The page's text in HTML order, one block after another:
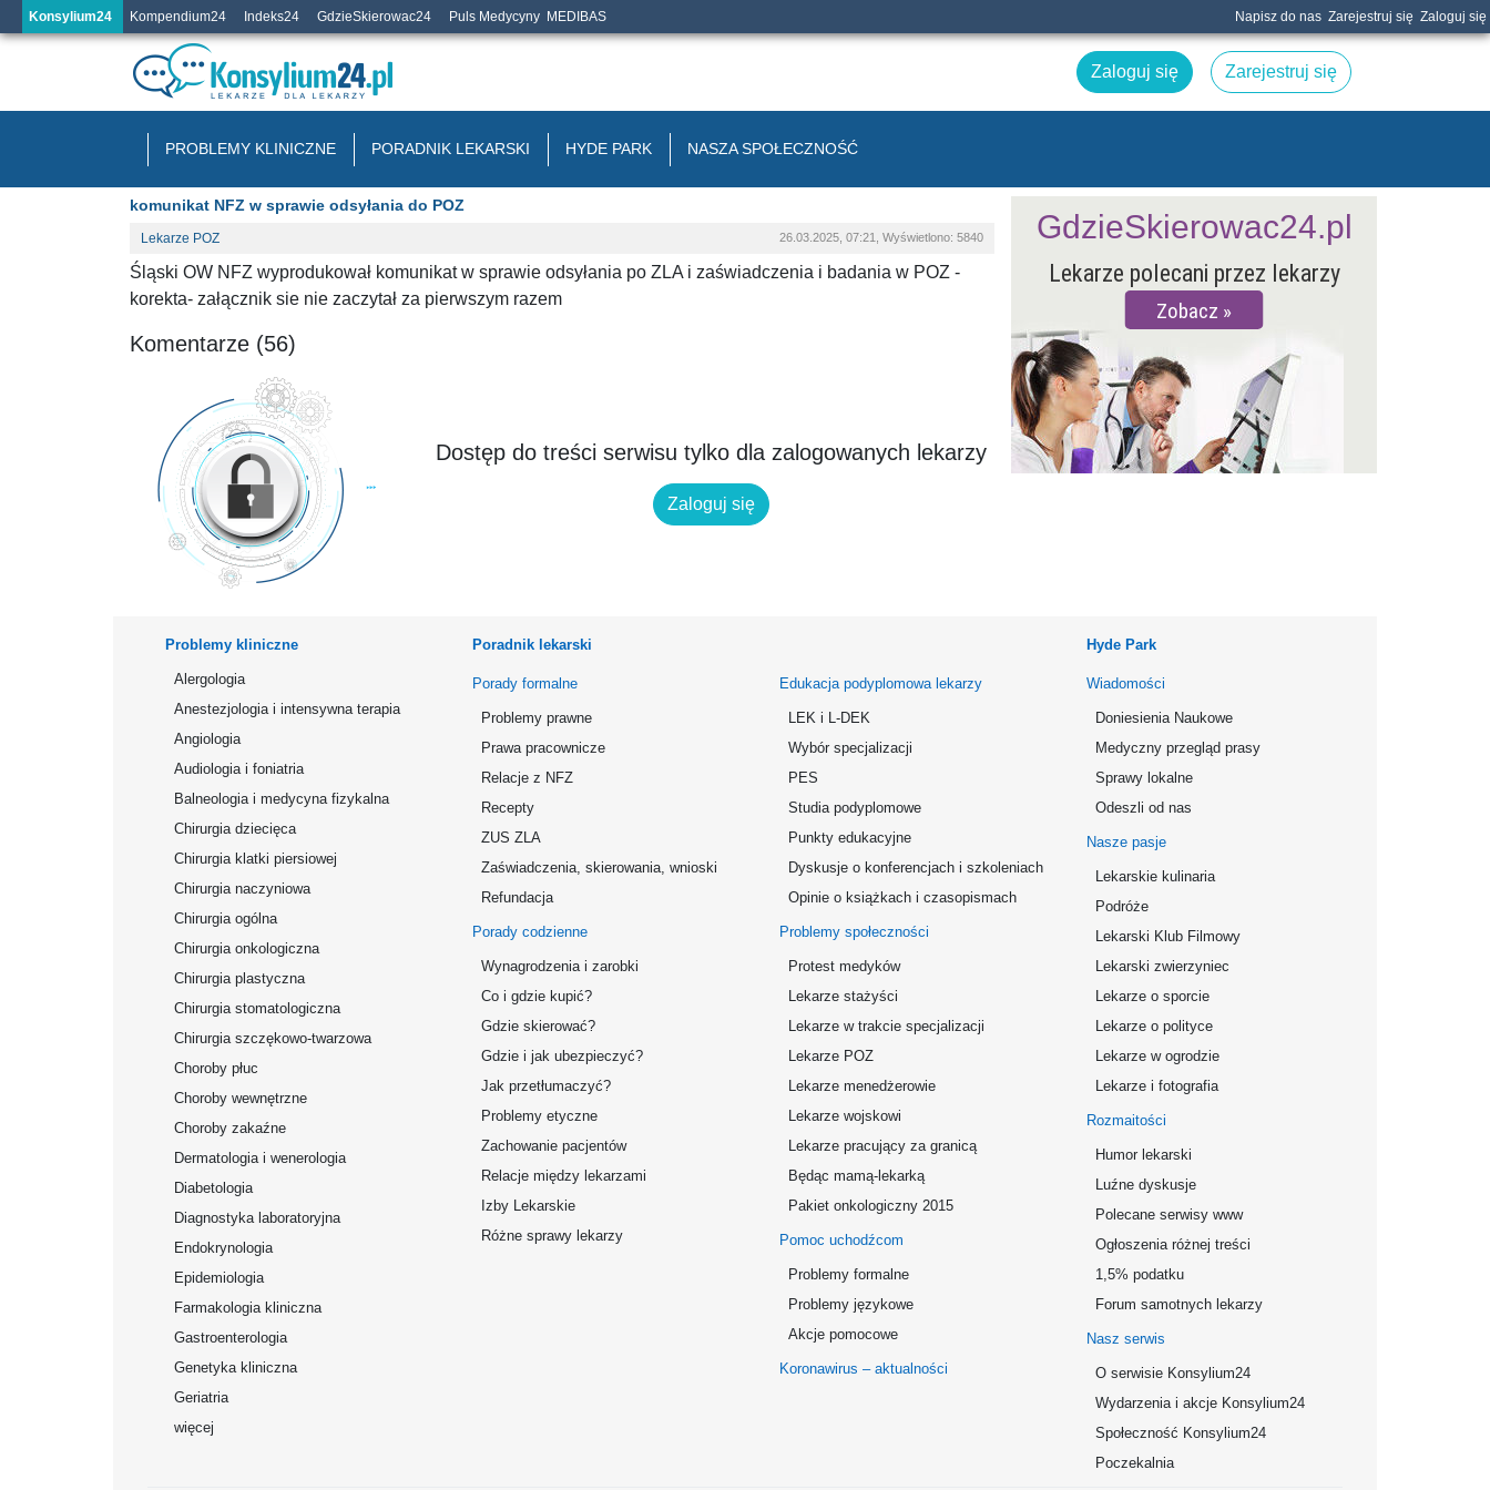
Konsylium24 Kompendium24 Indeks24 GdzieSkierowac24 Puls Medycyny MEDIBAS Napisz do nas Zarejestruj się Zaloguj się
Zaloguj się Zarejestruj się
PROBLEMY KLINICZNE PORADNIK LEKARSKI HYDE PARK NASZA SPOŁECZNOŚĆ
komunikat NFZ w sprawie odsyłania do POZ
Lekarze POZ 26.03.2025, 07:21, Wyświetlono: 5840
Śląski OW NFZ wyprodukował komunikat w sprawie odsyłania po ZLA i zaświadczenia i badania w POZ -
korekta- załącznik sie nie zaczytał za pierwszym razem
Komentarze (56)
Dostęp do treści serwisu tylko dla zalogowanych lekarzy
Zaloguj się
Lekarze polecani przez lekarzy
Zobacz
GdzieSkierowac24.pl
Problemy kliniczne
Alergologia
Anestezjologia i intensywna terapia
Angiologia
Audiologia i foniatria
Balneologia i medycyna fizykalna
Chirurgia dziecięca
Chirurgia klatki piersiowej
Chirurgia naczyniowa
Chirurgia ogólna
Chirurgia onkologiczna
Chirurgia plastyczna
Chirurgia stomatologiczna
Chirurgia szczękowo-twarzowa
Choroby płuc
Choroby wewnętrzne
Choroby zakaźne
Dermatologia i wenerologia
Diabetologia
Diagnostyka laboratoryjna
Endokrynologia
Epidemiologia
Farmakologia kliniczna
Gastroenterologia
Genetyka kliniczna
Geriatria
więcej
Poradnik lekarski
Porady formalne
Problemy prawne
Prawa pracownicze
Relacje z NFZ
Recepty
ZUS ZLA
Zaświadczenia, skierowania, wnioski
Refundacja
Porady codzienne
Wynagrodzenia i zarobki
Co i gdzie kupić?
Gdzie skierować?
Gdzie i jak ubezpieczyć?
Jak przetłumaczyć?
Problemy etyczne
Zachowanie pacjentów
Relacje między lekarzami
Izby Lekarskie
Różne sprawy lekarzy
Edukacja podyplomowa lekarzy
LEK i L-DEK
Wybór specjalizacji
PES
Studia podyplomowe
Punkty edukacyjne
Dyskusje o konferencjach i szkoleniach
Opinie o książkach i czasopismach
Problemy społeczności
Protest medyków
Lekarze stażyści
Lekarze w trakcie specjalizacji
Lekarze POZ
Lekarze menedżerowie
Lekarze wojskowi
Lekarze pracujący za granicą
Będąc mamą-lekarką
Pakiet onkologiczny 2015
Pomoc uchodźcom
Problemy formalne
Problemy językowe
Akcje pomocowe
Koronawirus – aktualności
Hyde Park
Wiadomości
Doniesienia Naukowe
Medyczny przegląd prasy
Sprawy lokalne
Odeszli od nas
Nasze pasje
Lekarskie kulinaria
Podróże
Lekarski Klub Filmowy
Lekarski zwierzyniec
Lekarze o sporcie
Lekarze o polityce
Lekarze w ogrodzie
Lekarze i fotografia
Rozmaitości
Humor lekarski
Luźne dyskusje
Polecane serwisy www
Ogłoszenia różnej treści
1,5% podatku
Forum samotnych lekarzy
Nasz serwis
O serwisie Konsylium24
Wydarzenia i akcje Konsylium24
Społeczność Konsylium24
Poczekalnia